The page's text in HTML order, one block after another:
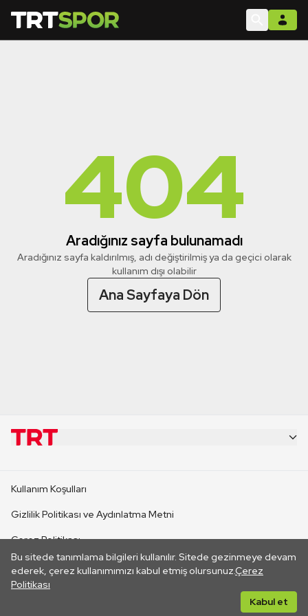
404
Aradığınız sayfa bulunamadı
Aradığınız sayfa kaldırılmış, adı değiştirilmiş ya da geçici olarak
kullanım dışı olabilir
Ana Sayfaya Dön
Bu sitede tanımlama bilgileri kullanılır. Sitede gezinmeye devam
ederek, çerez kullanımımızı kabul etmiş olursunuz.Çerez
Politikası
Kabul et
CANLI YAYINLAR
Kullanım Koşulları
Gizlilik Politikası ve Aydınlatma Metni
Çerez Politikası
İletişim
Her hakkı saklıdır. ©2026 TRT. Bağlantı yoluyla gidilen dış